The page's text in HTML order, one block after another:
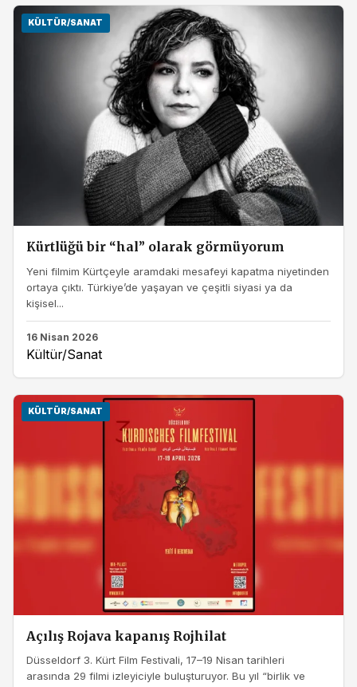
KÜLTÜR/SANAT
Kürtlüğü bir “hal” olarak görmüyorum
Yeni filmim Kürtçeyle aramdaki mesafeyi kapatma niyetinden
ortaya çıktı. Türkiye’de yaşayan ve çeşitli siyasi ya da
kişisel...
16 Nisan 2026
Kültür/Sanat
KÜLTÜR/SANAT
Açılış Rojava kapanış Rojhilat
Düsseldorf 3. Kürt Film Festivali, 17–19 Nisan tarihleri
arasında 29 filmi izleyiciyle buluşturuyor. Bu yıl “birlik ve